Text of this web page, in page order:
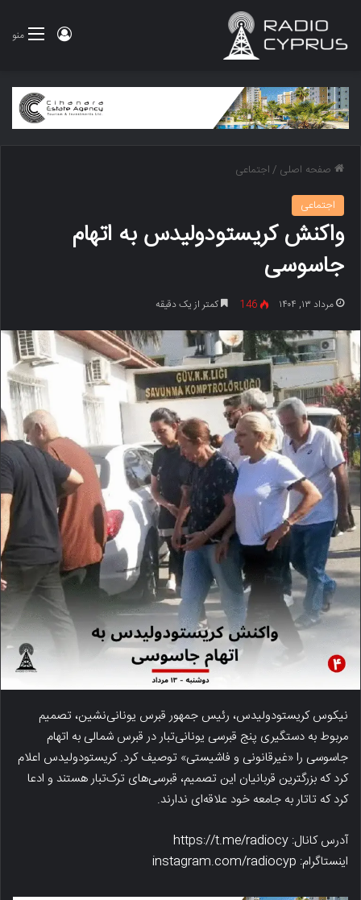
منو ورود
صفحه اصلی /اجتماعی
اجتماعی
واکنش کریستودولیدس به اتهام
جاسوسی
مرداد ۱۳, ۱۴۰۴ 146 کمتر از یک دقیقه
نیکوس کریستودولیدس، رئیس جمهور قبرس یونانی‌نشین، تصمیم
مربوط به دستگیری پنج قبرسی یونانی‌تبار در قبرس شمالی به اتهام
جاسوسی را «غیرقانونی و فاشیستی» توصیف کرد. کریستودولیدس اعلام
کرد که بزرگترین قربانیان این تصمیم، قبرسی‌های ترک‌تبار هستند و ادعا
کرد که تاتار به جامعه خود علاقه‌ای ندارند.
آدرس کانال: https://t.me/radiocy
اینستاگرام: instagram.com/radiocyp